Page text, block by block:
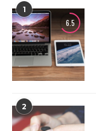
1
6.5
2